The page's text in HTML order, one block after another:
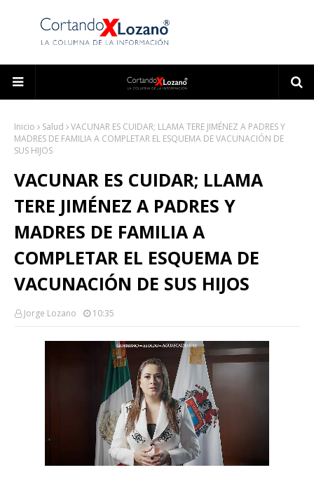
Inicio Salud
VACUNAR ES CUIDAR; LLAMA TERE JIMÉNEZ A PADRES Y
MADRES DE FAMILIA A COMPLETAR EL ESQUEMA DE VACUNACIÓN DE
SUS HIJOS
VACUNAR ES CUIDAR; LLAMA
TERE JIMÉNEZ A PADRES Y
MADRES DE FAMILIA A
COMPLETAR EL ESQUEMA DE
VACUNACIÓN DE SUS HIJOS
Jorge Lozano 10:35